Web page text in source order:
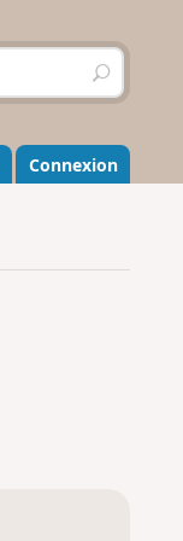
R
e
h
e
r
r
Connexion